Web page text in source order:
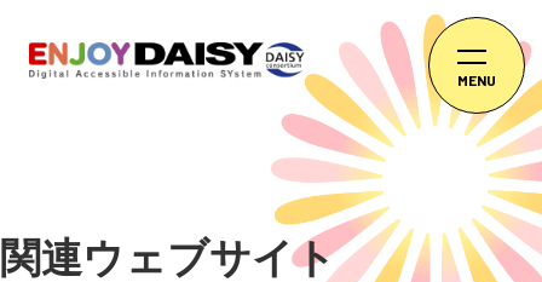
MENU
関連ウェブサイト